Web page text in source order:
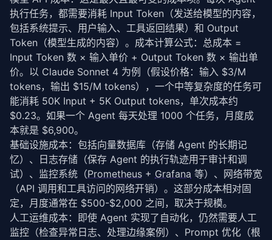
执行任务，都需要消耗 Input Token（发送给模型的内容，
包括系统提示、用户输入、工具返回结果）和 Output
Token（模型生成的内容）。成本计算公式：总成本 =
Input Token 数 × 输入单价 + Output Token 数 × 输出单
价。以 Claude Sonnet 4 为例（假设价格：输入 $3/M
tokens，输出 $15/M tokens），一个中等复杂度的任务可
能消耗 50K Input + 5K Output tokens，单次成本约
$0.23。如果一个 Agent 每天处理 1000 个任务，月度成
本就是 $6,900。
基础设施成本：包括向量数据库（存储 Agent 的长期记
忆）、日志存储（保存 Agent 的执行轨迹用于审计和调
试）、监控系统（Prometheus + Grafana 等）、网络带宽
（API 调用和工具访问的网络开销）。这部分成本相对固
定，月度通常在 $500-$2,000 之间，取决于规模。
人工运维成本：即使 Agent 实现了自动化，仍然需要人工
监控（检查异常日志、处理边缘案例）、Prompt 优化（根